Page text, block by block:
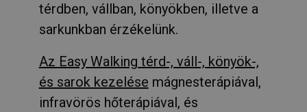
térdben, vállban, könyökben, illetve a
sarkunkban érzékelünk.
Az Easy Walking térd-, váll-, könyök-,
és sarok kezelése mágnesterápiával,
infravörös hőterápiával, és